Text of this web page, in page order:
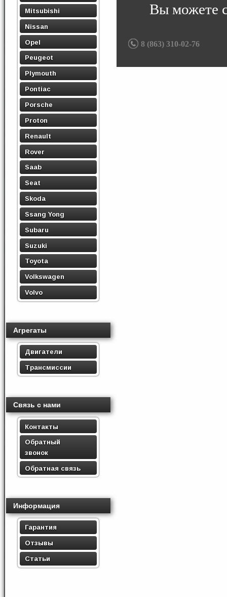
Mitsubishi
Nissan
Opel
Peugeot
Plymouth
Pontiac
Porsche
Proton
Renault
Rover
Saab
Seat
Skoda
Ssang Yong
Subaru
Suzuki
Toyota
Volkswagen
Volvo
Агрегаты
Двигатели
Трансмиссии
Связь с нами
Контакты
Обратный
звонок
Обратная связь
Информация
Гарантия
Отзывы
Статьи
Вы можете
8 (863) 310-02-76